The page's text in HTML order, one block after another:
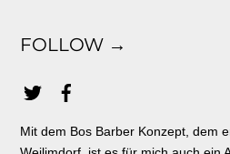
FOLLOW →
Mit dem Bos Barber Konzept, dem